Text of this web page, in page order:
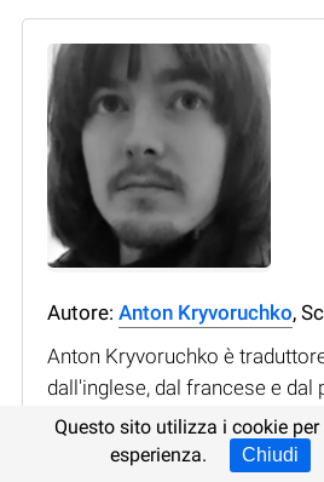
Autore: Anton Kryvoruchko,
Anton Kryvoruchko è
dall'inglese, dal francese e
anni di esperienza e lavora
argomento: dalla narrativa e
Questo sito utilizza i cookie
esperienza.
Chiudi